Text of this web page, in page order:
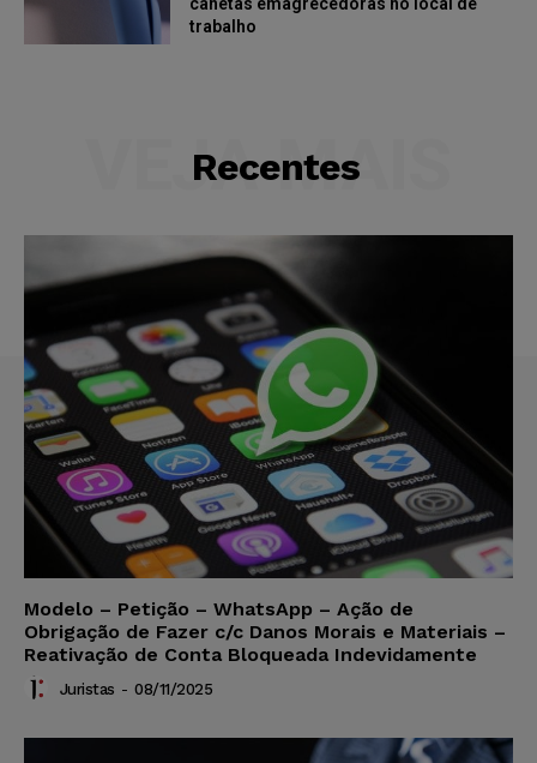
canetas emagrecedoras no local de
trabalho
Recentes
VEJA MAIS
Modelo – Petição – WhatsApp – Ação de
Obrigação de Fazer c/c Danos Morais e Materiais –
Reativação de Conta Bloqueada Indevidamente
Juristas - 08/11/2025